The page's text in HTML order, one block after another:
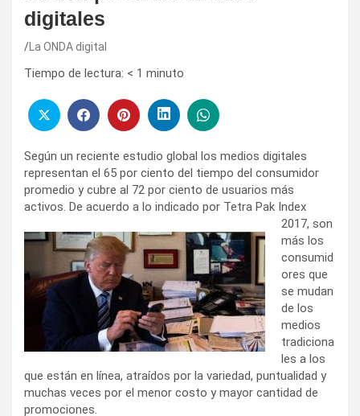
digitales
La ONDA digital
Tiempo de lectura: < 1 minuto
Según un reciente estudio global los medios digitales
representan el 65 por ciento del tiempo del consumidor
promedio y cubre al 72 por ciento de usuarios más
activos. De acuerdo a lo indicado por Tetra Pak Index
2017, son
más los
consumid
ores que
se mudan
de los
medios
tradiciona
les a los
que están en línea, atraídos por la variedad, puntualidad y
muchas veces por el menor costo y mayor cantidad de
promociones.